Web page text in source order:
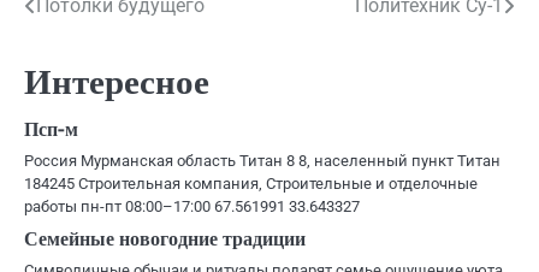
Навигация
записям
Потолки будущего Политехник Су-1
Интересное
Псп-м
Россия Мурманская область Титан 8 8, населенный пункт Титан
184245 Строительная компания, Строительные и отделочные
работы пн-пт 08:00–17:00 67.561991 33.643327
Семейные новогодние традиции